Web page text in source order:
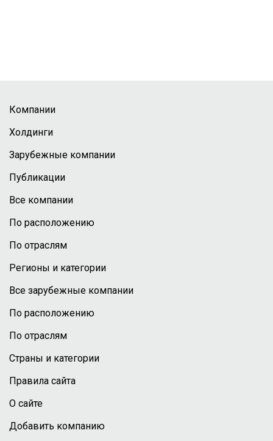
Компании
Холдинги
Зарубежные компании
Публикации
Все компании
По расположению
По отраслям
Регионы и категории
Все зарубежные компании
По расположению
По отраслям
Страны и категории
Правила сайта
О сайте
Добавить компанию